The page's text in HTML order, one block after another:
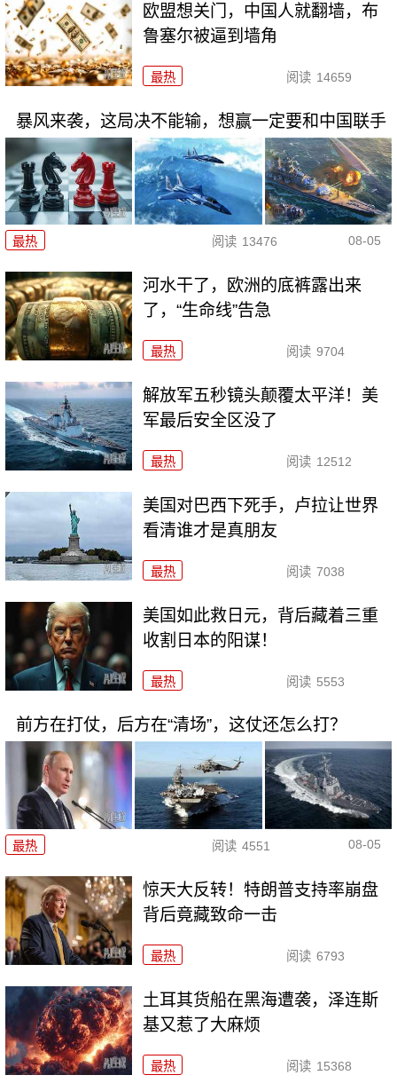
欧盟想关门，中国人就翻墙，布
鲁塞尔被逼到墙角
最热 阅读 14659
暴风来袭，这局决不能输，想赢一定要和中国联手
最热 阅读 13476 08-05
河水干了，欧洲的底裤露出来
了，“生命线”告急
最热 阅读 9704
解放军五秒镜头颠覆太平洋！美
军最后安全区没了
最热 阅读 12512
美国对巴西下死手，卢拉让世界
看清谁才是真朋友
最热 阅读 7038
美国如此救日元，背后藏着三重
收割日本的阳谋！
最热 阅读 5553
前方在打仗，后方在“清场”，这仗还怎么打？
最热 阅读 4551 08-05
惊天大反转！特朗普支持率崩盘
背后竟藏致命一击
最热 阅读 6793
土耳其货船在黑海遭袭，泽连斯
基又惹了大麻烦
最热 阅读 15368